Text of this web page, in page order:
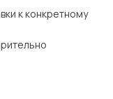
к конкретному